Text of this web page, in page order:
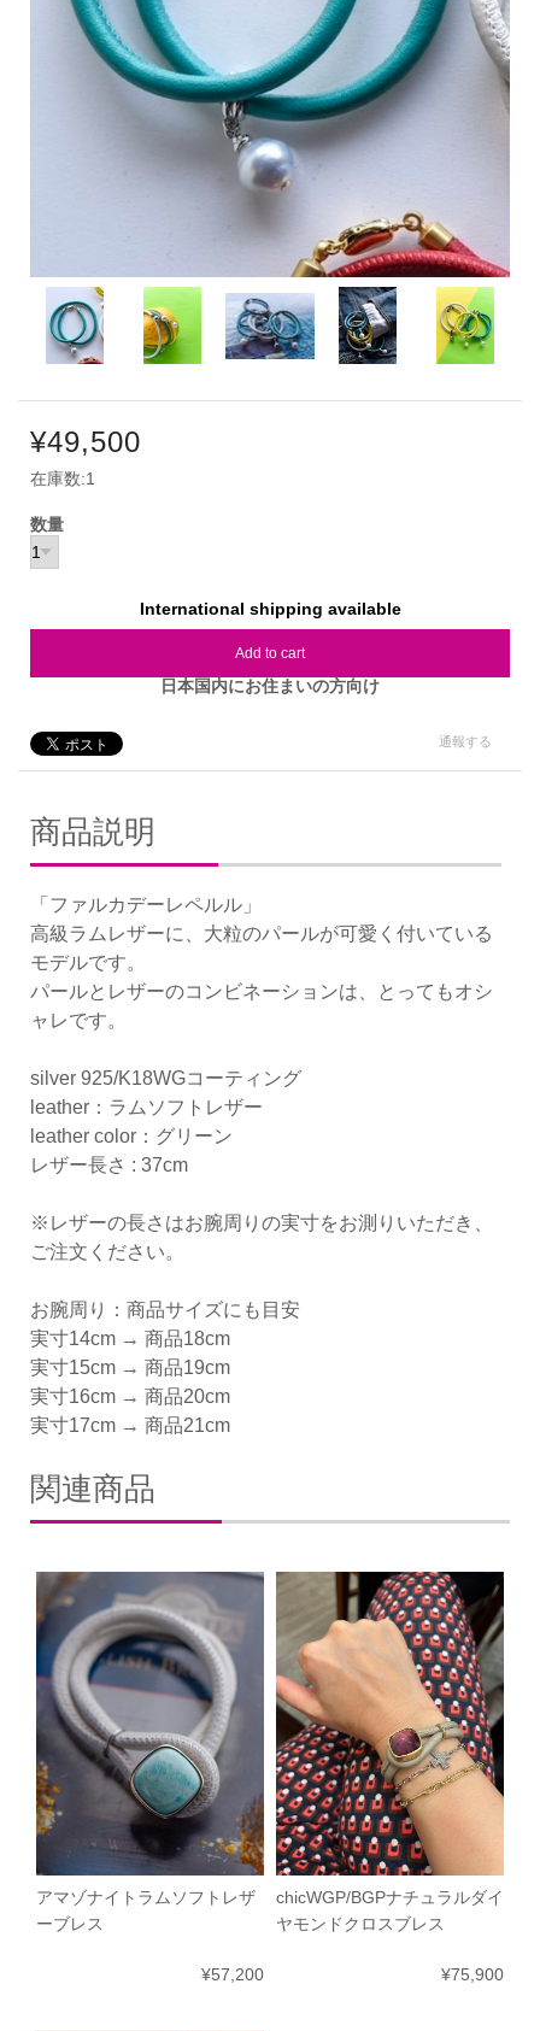
¥49,500
在庫数:1
数量
International shipping available
Add to cart
日本国内にお住まいの方向け
通報する
商品説明
「ファルカデーレペルル」
高級ラムレザーに、大粒のパールが可愛く付いている
モデルです。
パールとレザーのコンビネーションは、とってもオシ
ャレです。
silver 925/K18WGコーティング
leather：ラムソフトレザー
leather color：グリーン
レザー長さ : 37cm
※レザーの長さはお腕周りの実寸をお測りいただき、
ご注文ください。
お腕周り：商品サイズにも目安
実寸14cm → 商品18cm
実寸15cm → 商品19cm
実寸16cm → 商品20cm
実寸17cm → 商品21cm
関連商品
アマゾナイトラムソフトレザ
ーブレス
¥57,200
chicWGP/BGPナチュラルダイ
ヤモンドクロスブレス
¥75,900